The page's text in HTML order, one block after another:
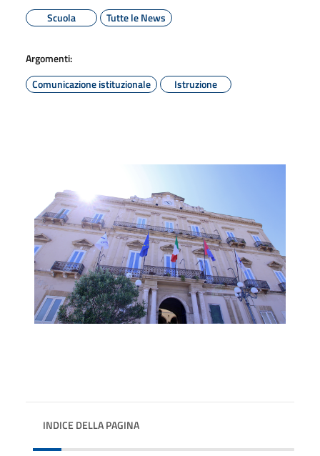
Scuola
Tutte le News
Argomenti:
Comunicazione istituzionale
Istruzione
INDICE DELLA PAGINA